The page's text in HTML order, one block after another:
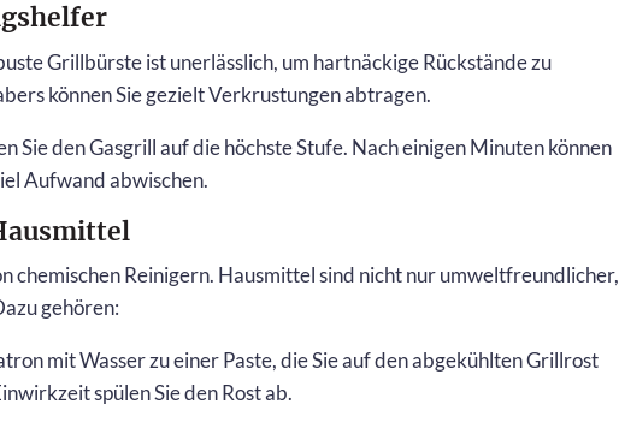
Grillbürste ist unerlässlich, um hartnäckige Rückstände zu
können Sie gezielt Verkrustungen abtragen.
Sie den Gasgrill auf die höchste Stufe. Nach einigen Minuten können
Aufwand abwischen.
chemischen Reinigern. Hausmittel sind nicht nur umweltfreundlicher,
gehören:
mit Wasser zu einer Paste, die Sie auf den abgekühlten Grillrost
spülen Sie den Rost ab.